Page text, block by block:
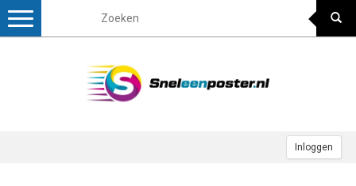
Inloggen
Toggle